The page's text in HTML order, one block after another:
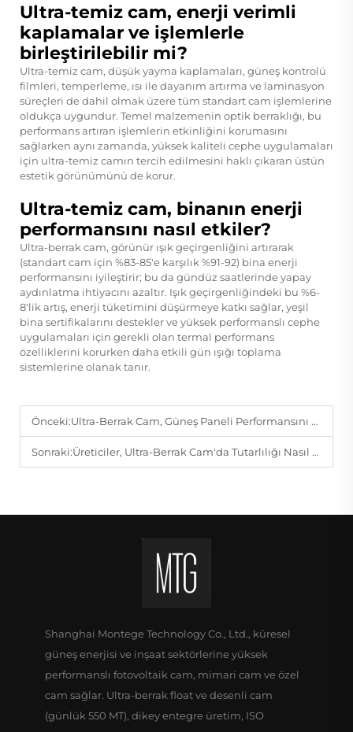
Ultra-temiz cam, enerji verimli
kaplamalar ve işlemlerle
birleştirilebilir mi?
Ultra-temiz cam, düşük yayma kaplamaları, güneş kontrolü
filmleri, temperleme, ısı ile dayanım artırma ve laminasyon
süreçleri de dahil olmak üzere tüm standart cam işlemlerine
oldukça uygundur. Temel malzemenin optik berraklığı, bu
performans artıran işlemlerin etkinliğini korumasını
sağlarken aynı zamanda, yüksek kaliteli cephe uygulamaları
için ultra-temiz camın tercih edilmesini haklı çıkaran üstün
estetik görünümünü de korur.
Ultra-temiz cam, binanın enerji
performansını nasıl etkiler?
Ultra-berrak cam, görünür ışık geçirgenliğini artırarak
(standart cam için %83-85'e karşılık %91-92) bina enerji
performansını iyileştirir; bu da gündüz saatlerinde yapay
aydınlatma ihtiyacını azaltır. Işık geçirgenliğindeki bu %6-
8'lik artış, enerji tüketimini düşürmeye katkı sağlar, yeşil
bina sertifikalarını destekler ve yüksek performanslı cephe
uygulamaları için gerekli olan termal performans
özelliklerini korurken daha etkili gün ışığı toplama
sistemlerine olanak tanır.
Önceki:Ultra-Berrak Cam, Güneş Paneli Performansını Artırabilir Mi?
Sonraki:Üreticiler, Ultra-Berrak Cam'da Tutarlılığı Nasıl Garanti Eder?
Shanghai Montege Technology Co., Ltd., küresel
güneş enerjisi ve inşaat sektörlerine yüksek
performanslı fotovoltaik cam, mimari cam ve özel
cam sağlar. Ultra-berrak float ve desenli cam
(günlük 550 MT), dikey entegre üretim, ISO